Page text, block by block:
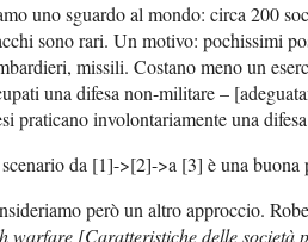
uno sguardo al mondo: circa 200
sono rari. Un motivo: pochissimi
missili. Costano meno un
una difesa non-militare –
praticano involontariamente una
da [1]->[2]->a [3] è una buona
però un altro approccio.
warfare [Caratteristiche delle